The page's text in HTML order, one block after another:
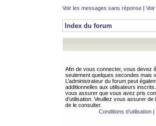
Voir les messages sans réponse |
Index du forum
Afin de vous connecter, vous devez
seulement quelques secondes mais
L’administrateur du forum peut
additionnelles aux utilisateurs
vous assurer que vous avez pris
d’utilisation. Veuillez vous assurer
de le consulter.
Conditions d’utilisation|